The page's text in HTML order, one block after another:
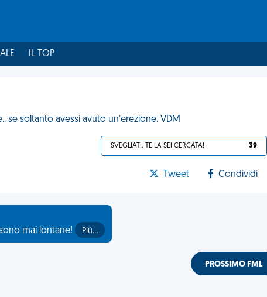
IL TOP
soltanto avessi avuto un’erezione. VDM
SVEGLIATI, TE LA SEI CERCATA! 39
Tweet Condividi
mai lontane!
Più…
PROSSIMO FML